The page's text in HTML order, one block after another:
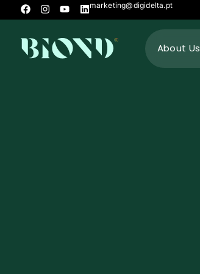
marketing@digidelta.pt
About Us